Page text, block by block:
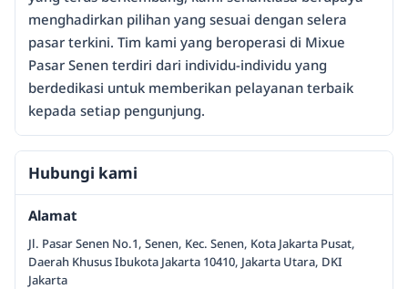
menghadirkan pilihan yang sesuai dengan selera
pasar terkini. Tim kami yang beroperasi di Mixue
Pasar Senen terdiri dari individu-individu yang
berdedikasi untuk memberikan pelayanan terbaik
kepada setiap pengunjung.
Hubungi kami
Alamat
Jl. Pasar Senen No.1, Senen, Kec. Senen, Kota Jakarta Pusat,
Daerah Khusus Ibukota Jakarta 10410, Jakarta Utara, DKI
Jakarta